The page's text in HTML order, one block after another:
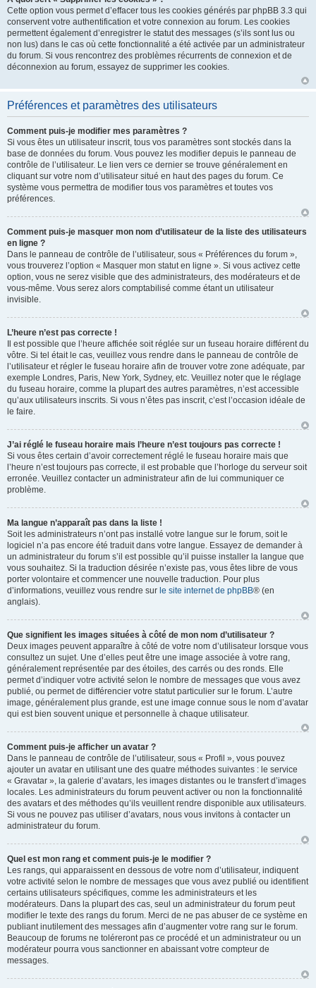
Cette option vous permet d’effacer tous les cookies générés par phpBB 3.3 qui
conservent votre authentification et votre connexion au forum. Les cookies
permettent également d’enregistrer le statut des messages (s’ils sont lus ou
non lus) dans le cas où cette fonctionnalité a été activée par un administrateur
du forum. Si vous rencontrez des problèmes récurrents de connexion et de
déconnexion au forum, essayez de supprimer les cookies.
Préférences et paramètres des utilisateurs
Comment puis-je modifier mes paramètres ?
Si vous êtes un utilisateur inscrit, tous vos paramètres sont stockés dans la
base de données du forum. Vous pouvez les modifier depuis le panneau de
contrôle de l’utilisateur. Le lien vers ce dernier se trouve généralement en
cliquant sur votre nom d’utilisateur situé en haut des pages du forum. Ce
système vous permettra de modifier tous vos paramètres et toutes vos
préférences.
Comment puis-je masquer mon nom d’utilisateur de la liste des utilisateurs
en ligne ?
Dans le panneau de contrôle de l’utilisateur, sous « Préférences du forum »,
vous trouverez l’option « Masquer mon statut en ligne ». Si vous activez cette
option, vous ne serez visible que des administrateurs, des modérateurs et de
vous-même. Vous serez alors comptabilisé comme étant un utilisateur
invisible.
L’heure n’est pas correcte !
Il est possible que l’heure affichée soit réglée sur un fuseau horaire différent du
vôtre. Si tel était le cas, veuillez vous rendre dans le panneau de contrôle de
l’utilisateur et régler le fuseau horaire afin de trouver votre zone adéquate, par
exemple Londres, Paris, New York, Sydney, etc. Veuillez noter que le réglage
du fuseau horaire, comme la plupart des autres paramètres, n’est accessible
qu’aux utilisateurs inscrits. Si vous n’êtes pas inscrit, c’est l’occasion idéale de
le faire.
J’ai réglé le fuseau horaire mais l’heure n’est toujours pas correcte !
Si vous êtes certain d’avoir correctement réglé le fuseau horaire mais que
l’heure n’est toujours pas correcte, il est probable que l’horloge du serveur soit
erronée. Veuillez contacter un administrateur afin de lui communiquer ce
problème.
Ma langue n’apparaît pas dans la liste !
Soit les administrateurs n’ont pas installé votre langue sur le forum, soit le
logiciel n’a pas encore été traduit dans votre langue. Essayez de demander à
un administrateur du forum s’il est possible qu’il puisse installer la langue que
vous souhaitez. Si la traduction désirée n’existe pas, vous êtes libre de vous
porter volontaire et commencer une nouvelle traduction. Pour plus
d’informations, veuillez vous rendre sur le site internet de phpBB® (en
anglais).
Que signifient les images situées à côté de mon nom d’utilisateur ?
Deux images peuvent apparaître à côté de votre nom d’utilisateur lorsque vous
consultez un sujet. Une d’elles peut être une image associée à votre rang,
généralement représentée par des étoiles, des carrés ou des ronds. Elle
permet d’indiquer votre activité selon le nombre de messages que vous avez
publié, ou permet de différencier votre statut particulier sur le forum. L’autre
image, généralement plus grande, est une image connue sous le nom d’avatar
qui est bien souvent unique et personnelle à chaque utilisateur.
Comment puis-je afficher un avatar ?
Dans le panneau de contrôle de l’utilisateur, sous « Profil », vous pouvez
ajouter un avatar en utilisant une des quatre méthodes suivantes : le service
« Gravatar », la galerie d’avatars, les images distantes ou le transfert d’images
locales. Les administrateurs du forum peuvent activer ou non la fonctionnalité
des avatars et des méthodes qu’ils veuillent rendre disponible aux utilisateurs.
Si vous ne pouvez pas utiliser d’avatars, nous vous invitons à contacter un
administrateur du forum.
Quel est mon rang et comment puis-je le modifier ?
Les rangs, qui apparaissent en dessous de votre nom d’utilisateur, indiquent
votre activité selon le nombre de messages que vous avez publié ou identifient
certains utilisateurs spécifiques, comme les administrateurs et les
modérateurs. Dans la plupart des cas, seul un administrateur du forum peut
modifier le texte des rangs du forum. Merci de ne pas abuser de ce système en
publiant inutilement des messages afin d’augmenter votre rang sur le forum.
Beaucoup de forums ne toléreront pas ce procédé et un administrateur ou un
modérateur pourra vous sanctionner en abaissant votre compteur de
messages.